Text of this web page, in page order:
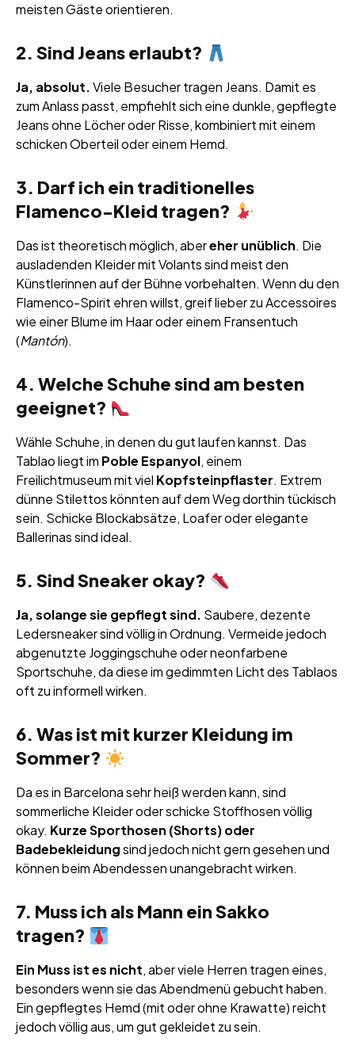
meisten Gäste orientieren.
2. Sind Jeans erlaubt?
Ja, absolut.Viele Besucher tragen Jeans. Damit es
zum Anlass passt, empfiehlt sich eine dunkle, gepflegte
Jeans ohne Löcher oder Risse, kombiniert mit einem
schicken Oberteil oder einem Hemd.
3. Darf ich ein traditionelles
Flamenco-Kleid tragen?
Das ist theoretisch möglich, abereher unüblich. Die
ausladenden Kleider mit Volants sind meist den
Künstlerinnen auf der Bühne vorbehalten. Wenn du den
Flamenco-Spirit ehren willst, greif lieber zu Accessoires
wie einer Blume im Haar oder einem Fransentuch
(Mantón).
4. Welche Schuhe sind am besten
geeignet?
Wähle Schuhe, in denen du gut laufen kannst. Das
Tablao liegt im Poble Espanyol, einem
Freilichtmuseum mit viel Kopfsteinpflaster. Extrem
dünne Stilettos könnten auf dem Weg dorthin tückisch
sein. Schicke Blockabsätze, Loafer oder elegante
Ballerinas sind ideal.
5. Sind Sneaker okay?
Ja, solange sie gepflegt sind. Saubere, dezente
Ledersneaker sind völlig in Ordnung. Vermeide jedoch
abgenutzte Joggingschuhe oder neonfarbene
Sportschuhe, da diese im gedimmten Licht des Tablaos
oft zu informell wirken.
6. Was ist mit kurzer Kleidung im
Sommer?
Da es in Barcelona sehr heiß werden kann, sind
sommerliche Kleider oder schicke Stoffhosen völlig
okay. Kurze Sporthosen (Shorts) oder
Badebekleidungsind jedoch nicht gern gesehen und
können beim Abendessen unangebracht wirken.
7. Muss ich als Mann ein Sakko
tragen?
Ein Muss ist es nicht, aber viele Herren tragen eines,
besonders wenn sie das Abendmenü gebucht haben.
Ein gepflegtes Hemd (mit oder ohne Krawatte) reicht
jedoch völlig aus, um gut gekleidet zu sein.